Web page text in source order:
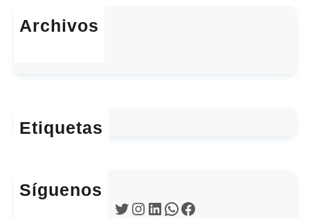
Archivos
Etiquetas
Síguenos
Twitter Instagram LinkedIn WhatsApp Facebook